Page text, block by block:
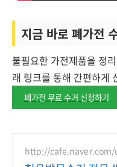
지금 바로 폐가전
불필요한 가전제품을 정
래 링크를 통해 간편하게
폐가전 무료 수거 신청하기
http://